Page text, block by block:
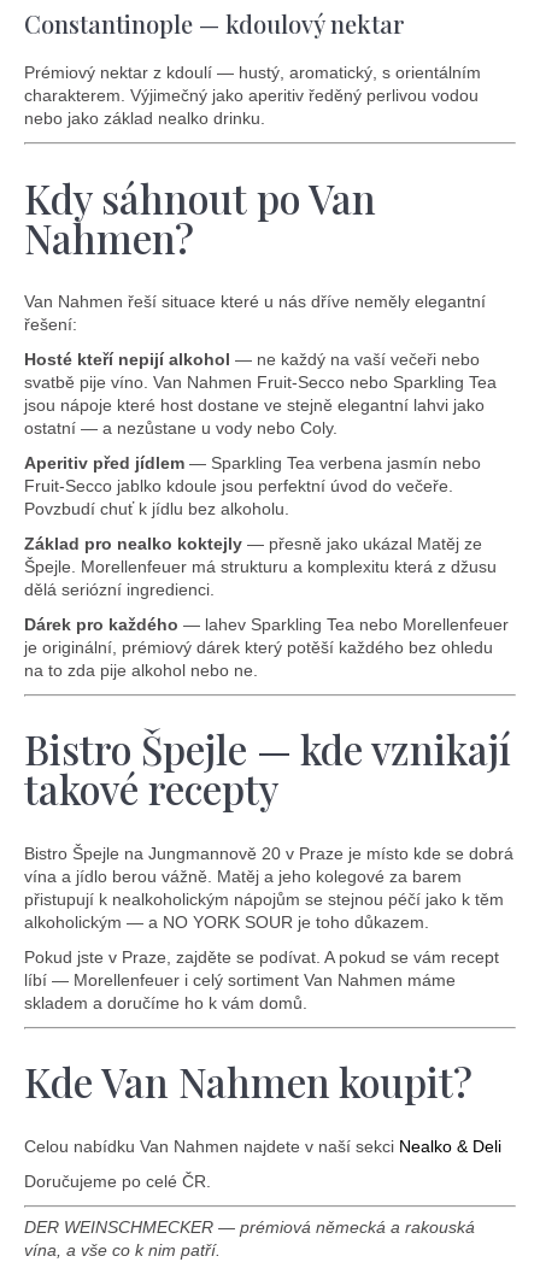
Constantinople — kdoulový nektar
Prémiový nektar z kdoulí — hustý, aromatický, s orientálním
charakterem. Výjimečný jako aperitiv ředěný perlivou vodou
nebo jako základ nealko drinku.
Kdy sáhnout po Van
Nahmen?
Van Nahmen řeší situace které u nás dříve neměly elegantní
řešení:
Hosté kteří nepijí alkohol — ne každý na vaší večeři nebo
svatbě pije víno. Van Nahmen Fruit-Secco nebo Sparkling Tea
jsou nápoje které host dostane ve stejně elegantní lahvi jako
ostatní — a nezůstane u vody nebo Coly.
Aperitiv před jídlem — Sparkling Tea verbena jasmín nebo
Fruit-Secco jablko kdoule jsou perfektní úvod do večeře.
Povzbudí chuť k jídlu bez alkoholu.
Základ pro nealko koktejly — přesně jako ukázal Matěj ze
Špejle. Morellenfeuer má strukturu a komplexitu která z džusu
dělá seriózní ingredienci.
Dárek pro každého — lahev Sparkling Tea nebo Morellenfeuer
je originální, prémiový dárek který potěší každého bez ohledu
na to zda pije alkohol nebo ne.
Bistro Špejle — kde vznikají
takové recepty
Bistro Špejle na Jungmannově 20 v Praze je místo kde se dobrá
vína a jídlo berou vážně. Matěj a jeho kolegové za barem
přistupují k nealkoholickým nápojům se stejnou péčí jako k těm
alkoholickým — a NO YORK SOUR je toho důkazem.
Pokud jste v Praze, zajděte se podívat. A pokud se vám recept
líbí — Morellenfeuer i celý sortiment Van Nahmen máme
skladem a doručíme ho k vám domů.
Kde Van Nahmen koupit?
Celou nabídku Van Nahmen najdete v naší sekci Nealko & Deli
Doručujeme po celé ČR.
DER WEINSCHMECKER — prémiová německá a rakouská
vína, a vše co k nim patří.